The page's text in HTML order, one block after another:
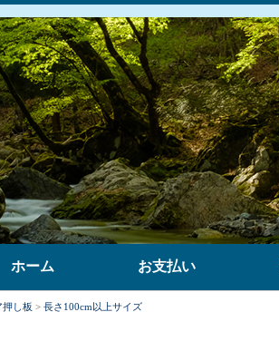
ホーム お支払い
押し板 > 長さ100cm以上サイズ